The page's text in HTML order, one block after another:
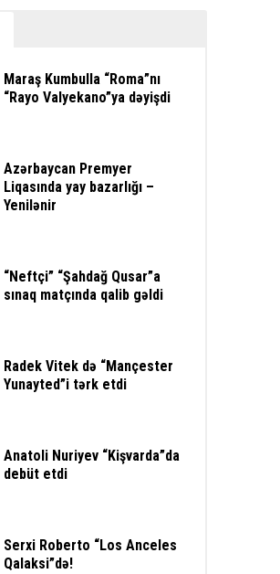
Maraş Kumbulla “Roma”nı
“Rayo Valyekano”ya dəyişdi
Azərbaycan Premyer
Liqasında yay bazarlığı –
Yenilənir
“Neftçi” “Şahdağ Qusar”a
sınaq matçında qalib gəldi
Radek Vitek də “Mançester
Yunayted”i tərk etdi
Anatoli Nuriyev “Kişvarda”da
debüt etdi
Serxi Roberto “Los Anceles
Qalaksi”də!